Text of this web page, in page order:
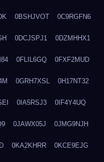
0BSHJVOT 0C9RGFN6
0DCJSPJ1 0DZMHHX1
0FLIL6GQ 0FXF2MUD
0GRH7XSL 0H17NT32
0IA5RSJ3 0IF4Y4UQ
0JAWX05J 0JMG9NJH
0KA2KHRR 0KCE9EJG